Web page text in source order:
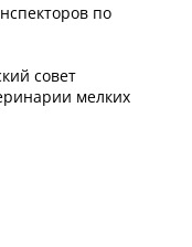
по
совет
мелких